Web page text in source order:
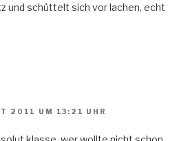
und schüttelt sich vor lachen, echt
2011 UM 13:21 UHR